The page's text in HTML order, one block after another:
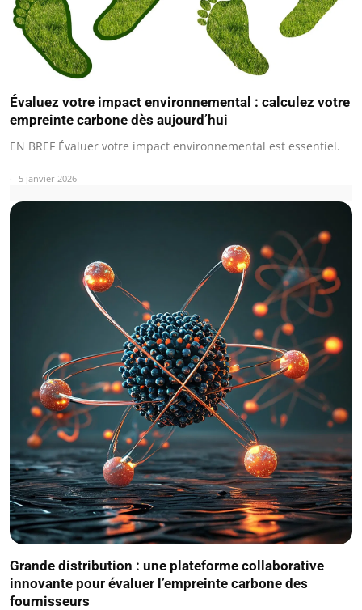
Évaluez votre impact environnemental : calculez votre
empreinte carbone dès aujourd’hui
EN BREF Évaluer votre impact environnemental est essentiel.
5 janvier 2026
Grande distribution : une plateforme collaborative
innovante pour évaluer l’empreinte carbone des
fournisseurs